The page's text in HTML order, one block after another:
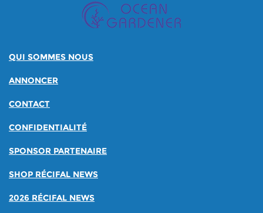
QUI SOMMES NOUS
ANNONCER
CONTACT
CONFIDENTIALITÉ
SPONSOR PARTENAIRE
SHOP RÉCIFAL NEWS
2026 RÉCIFAL NEWS